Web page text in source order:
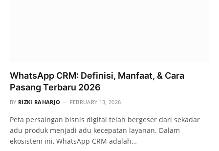
WhatsApp CRM: Definisi, Manfaat, & Cara
Pasang Terbaru 2026
BY RIZKI RAHARJO FEBRUARY 13, 2026
Peta persaingan bisnis digital telah bergeser dari sekadar
adu produk menjadi adu kecepatan layanan. Dalam
ekosistem ini, WhatsApp CRM adalah…